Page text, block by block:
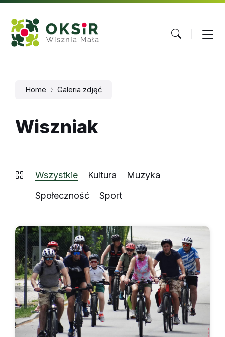
Skip
content
Skip
main
navigation
Skip
footer
Home Galeria zdjęć
Wiszniak
Wszystkie Kultura
Muzyka
Społeczność
Sport